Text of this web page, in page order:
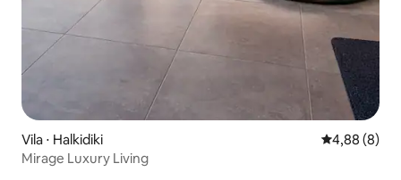
Vila ⋅ Halkidiki 4,88 de uma
4,88 (8)
Mirage Luxury Living